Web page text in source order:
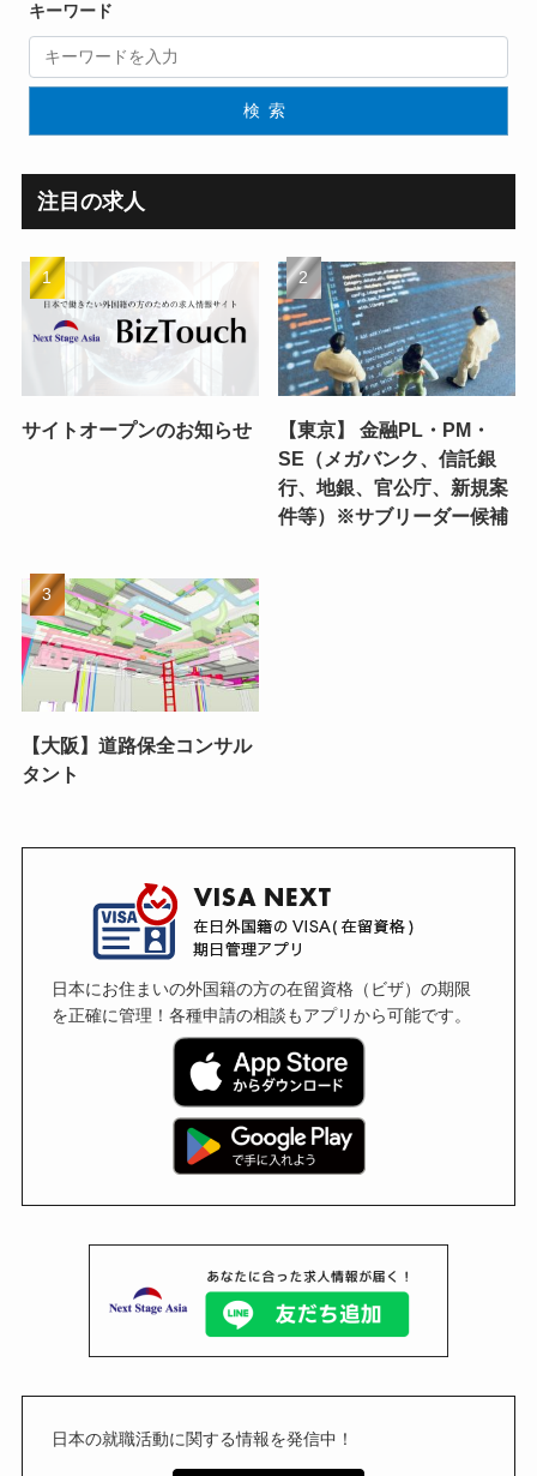
キーワード
検索
注目の求人
サイトオープンのお知らせ
【東京】 金融PL・PM・
SE（メガバンク、信託銀
行、地銀、官公庁、新規案
件等）※サブリーダー候補
【大阪】道路保全コンサル
タント
日本にお住まいの外国籍の方の在留資格（ビザ）の期限
を正確に管理！各種申請の相談もアプリから可能です。
日本の就職活動に関する情報を発信中！